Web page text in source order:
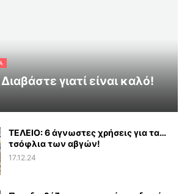
γιατί είναι καλό!
ΤΕΛΕΙΟ: 6 άγνωστες χρήσεις για τα…
τσόφλια των αβγών!
17.12.24